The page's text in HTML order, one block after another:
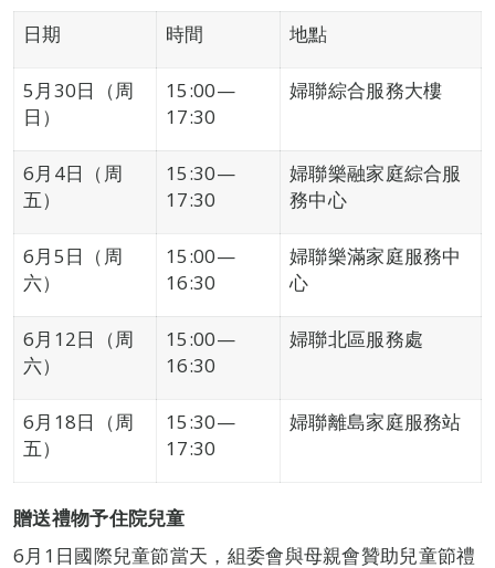
日期
時間 地點
5月30日（周
日）
15:00—
17:30
婦聯綜合服務大樓
6月4日（周
五）
15:30—
17:30
婦聯樂融家庭綜合服
務中心
6月5日（周
六）
15:00—
16:30
婦聯樂滿家庭服務中
心
6月12日（周
六）
15:00—
16:30
婦聯北區服務處
6月18日（周
五）
15:30—
17:30
婦聯離島家庭服務站
贈送禮物予住院兒童
6月1日國際兒童節當天，組委會與母親會贊助兒童節禮